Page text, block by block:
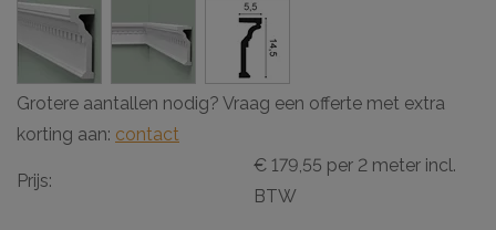
Grotere aantallen nodig? Vraag een offerte met extra
korting aan: contact
Prijs:
€ 179,55 per 2 meter incl.
BTW